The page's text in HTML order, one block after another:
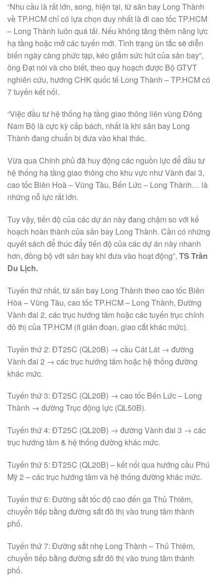
“Nhu cầu là rất lớn, song, hiện tại, từ sân bay Long Thành
về TP.HCM chỉ có lựa chọn duy nhất là đi cao tốc TP.HCM
– Long Thành luôn quá tải. Nếu không tăng thêm năng lực
hạ tầng hoặc mở các tuyến mới. Tình trạng ùn tắc sẽ diễn
biến ngày càng phức tạp, kéo giảm sức hút của sân bay”,
ông Đạt nói và cho biết, theo quy hoạch được Bộ GTVT
nghiên cứu, hướng CHK quốc tế Long Thành – TP.HCM có
7 tuyến kết nối.
“Việc đầu tư hệ thống hạ tầng giao thông liên vùng Đông
Nam Bộ là cực kỳ cấp bách, nhất là khi sân bay Long
Thành đang chuẩn bị đưa vào khai thác.
Vừa qua Chính phủ đã huy động các nguồn lực để đầu tư
hệ thống hạ tầng giao thông cho khu vực như Vành đai 3,
cao tốc Biên Hoà – Vũng Tàu, Bến Lức – Long Thành… là
những nỗ lực rất lớn.
Tuy vậy, tiến độ của các dự án này đang chậm so với kế
hoạch hoàn thành của sân bay Long Thành. Cần có những
quyết sách để thúc đẩy tiến độ của các dự án này nhanh
hơn, đồng bộ với sân bay khi đưa vào hoạt động”, TS Trần
Du Lịch.
Tuyến thứ nhất, từ sân bay Long Thành theo cao tốc Biên
Hòa – Vũng Tàu, cao tốc TP.HCM – Long Thành, Đường
Vành đai 2, các trục hướng tâm hoặc các tuyến trục chính
đô thị của TP.HCM (ít gián đoạn, giao cắt khác mức).
Tuyến thứ 2: ĐT25C (QL20B) → cầu Cát Lát → đường
Vành đai 2 → các trục hướng tâm hoặc hệ thống đường
khác mức.
Tuyến thứ 3: ĐT25C (QL20B) → cao tốc Bến Lức – Long
Thành → đường Trục động lực (QL50B).
Tuyến thứ 4: ĐT25C (QL20B) → đường Vành đai 3 → các
trục hướng tâm & hệ thống đường khác mức.
Tuyến thứ 5: ĐT25C (QL20B) – kết nối qua hướng cầu Phú
Mỹ 2 – các trục hướng tâm và hệ thống đường khác mức.
Tuyến thứ 6: Đường sắt tốc độ cao đến ga Thủ Thiêm,
chuyển tiếp bằng đường sắt đô thị vào trung tâm thành
phố.
Tuyến thứ 7: Đường sắt nhẹ Long Thành – Thủ Thiêm,
chuyển tiếp bằng đường sắt đô thị vào trung tâm thành
phố.